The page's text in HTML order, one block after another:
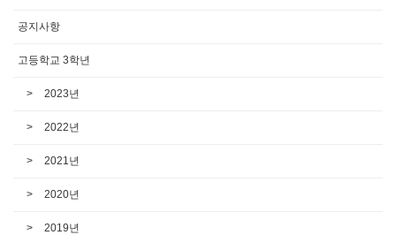
공지사항
고등학교 3학년
2023년
2022년
2021년
2020년
2019년